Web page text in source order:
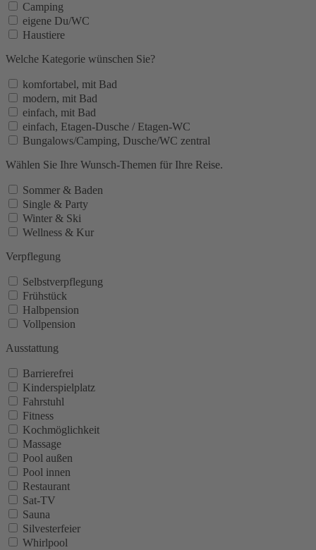
Camping
eigene Du/WC
Haustiere
Welche Kategorie wünschen Sie?
komfortabel, mit Bad
modern, mit Bad
einfach, mit Bad
einfach, Etagen-Dusche / Etagen-WC
Bungalows/Camping, Dusche/WC zentral
Wählen Sie Ihre Wunsch-Themen für Ihre Reise.
Sommer & Baden
Single & Party
Winter & Ski
Wellness & Kur
Verpflegung
Selbstverpflegung
Frühstück
Halbpension
Vollpension
Ausstattung
Barrierefrei
Kinderspielplatz
Fahrstuhl
Fitness
Kochmöglichkeit
Massage
Pool außen
Pool innen
Restaurant
Sat-TV
Sauna
Silvesterfeier
Whirlpool